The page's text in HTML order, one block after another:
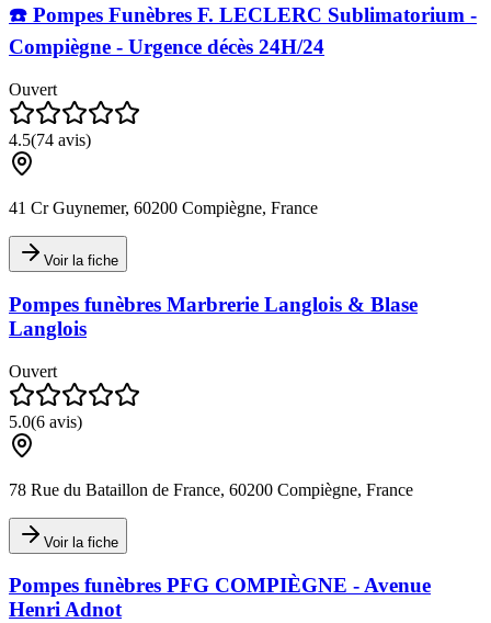
☎️ Pompes Funèbres F. LECLERC Sublimatorium -
Compiègne - Urgence décès 24H/24
Ouvert
4.5(74 avis)
41 Cr Guynemer, 60200 Compiègne, France
Voir la fiche
Pompes funèbres Marbrerie Langlois & Blase
Langlois
Ouvert
5.0(6 avis)
78 Rue du Bataillon de France, 60200 Compiègne, France
Voir la fiche
Pompes funèbres PFG COMPIÈGNE - Avenue
Henri Adnot